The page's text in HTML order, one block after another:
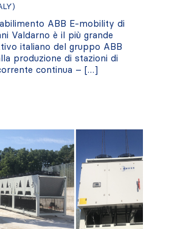
ABB E-mobility di
Valdarno è il più grande
italiano del gruppo ABB
produzione di stazioni di
continua – […]